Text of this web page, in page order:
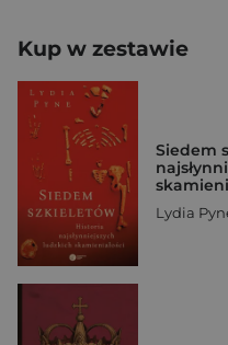
Kup w zestawie
Siedem
Lydia